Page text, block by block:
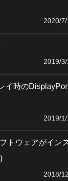
2020/
2019/
イ時の
2019/
トウェアがイン
2018/